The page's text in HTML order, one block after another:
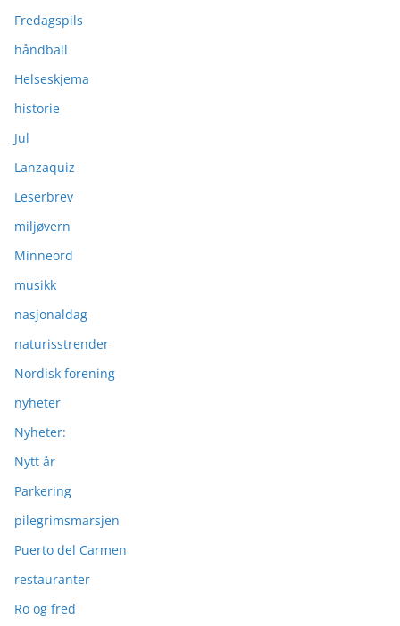
Fredagspils
håndball
Helseskjema
historie
Jul
Lanzaquiz
Leserbrev
miljøvern
Minneord
musikk
nasjonaldag
naturisstrender
Nordisk forening
nyheter
Nyheter:
Nytt år
Parkering
pilegrimsmarsjen
Puerto del Carmen
restauranter
Ro og fred